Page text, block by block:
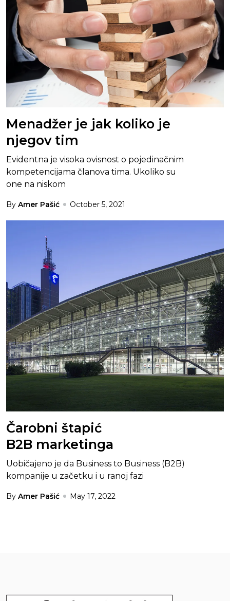
Menadžer je jak koliko je
njegov tim
Evidentna je visoka ovisnost o pojedinačnim
kompetencijama članova tima. Ukoliko su
one na niskom
By Amer Pašić October 5, 2021
Čarobni štapić
B2B marketinga
Uobičajeno je da Business to Business (B2B)
kompanije u začetku i u ranoj fazi
By Amer Pašić May 17, 2022